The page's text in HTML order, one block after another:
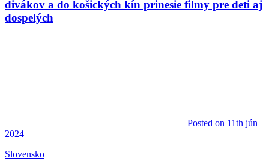
divákov a do košických kín prinesie filmy pre deti aj
dospelých
Posted on 11th jún
2024
Slovensko